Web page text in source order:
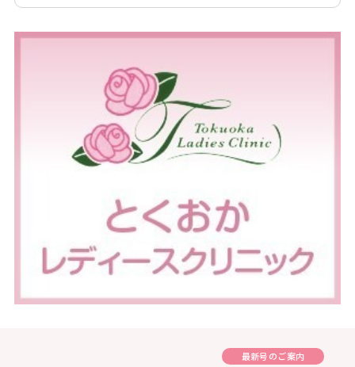
最新号のご案内